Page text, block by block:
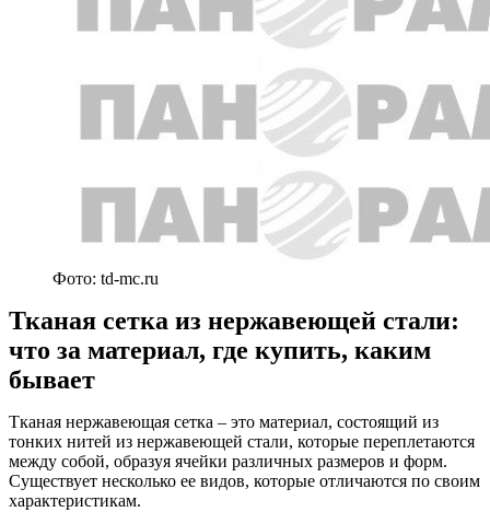
Фото: td-mc.ru
Тканая сетка из нержавеющей стали:
что за материал, где купить, каким
бывает
Тканая нержавеющая сетка – это материал, состоящий из
тонких нитей из нержавеющей стали, которые переплетаются
между собой, образуя ячейки различных размеров и форм.
Существует несколько ее видов, которые отличаются по своим
характеристикам.